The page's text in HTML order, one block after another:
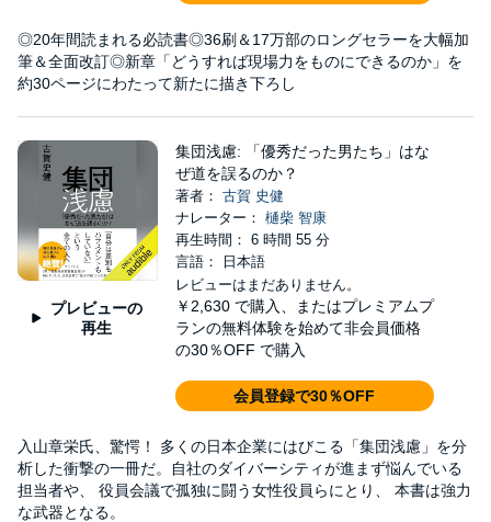
◎20年間読まれる必読書◎36刷＆17万部のロングセラーを大幅加
筆＆全面改訂◎新章「どうすれば現場力をものにできるのか」を
約30ページにわたって新たに描き下ろし
プレビューの
再生
集団浅慮: 「優秀だった男たち」はな
ぜ道を誤るのか？
著者： 古賀 史健
ナレーター： 樋柴 智康
再生時間： 6 時間 55 分
言語： 日本語
レビューはまだありません。
￥2,630 で購入、またはプレミアムプ
ランの無料体験を始めて非会員価格
の30％OFF で購入
会員登録で30％OFF
入山章栄氏、驚愕！ 多くの日本企業にはびこる「集団浅慮」を分
析した衝撃の一冊だ。自社のダイバーシティが進まず悩んでいる
担当者や、 役員会議で孤独に闘う女性役員らにとり、 本書は強力
な武器となる。